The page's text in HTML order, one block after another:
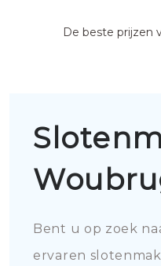
De beste prijzen
Bent u op zoek
ervaren